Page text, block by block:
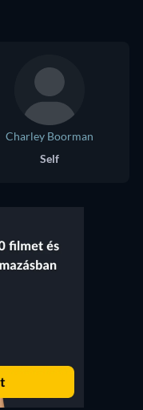
Charley Boorman
Self